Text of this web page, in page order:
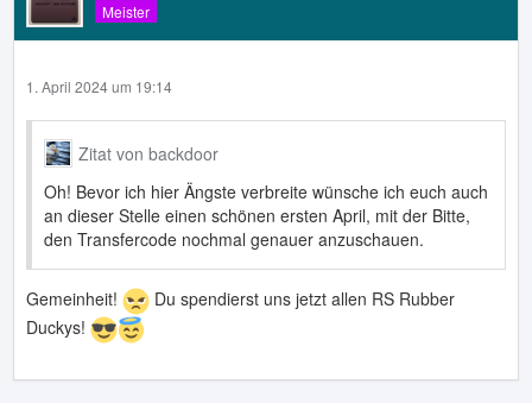
Meister
1. April 2024 um 19:14
Zitat von backdoor
Oh! Bevor ich hier Ängste verbreite wünsche ich euch auch
an dieser Stelle einen schönen ersten April, mit der Bitte,
den Transfercode nochmal genauer anzuschauen.
Gemeinheit!
Du spendierst uns jetzt allen RS Rubber
Duckys!